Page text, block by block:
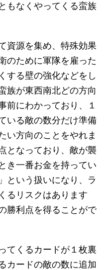
もなくやってくる蛮族
資源を集め、特殊効果
のために軍隊を雇った
する壁の強化などをし
族が東西南北どの方向
前にわかっており、１
いる敵の数分だけ準備
い方向のことをやれま
となっており、敵が襲
き一番お金を持ってい
という扱いになり、ラ
るリスクはあります
勝利点を得ることがで
てくるカードが１枚裏
カードの敵の数に追加